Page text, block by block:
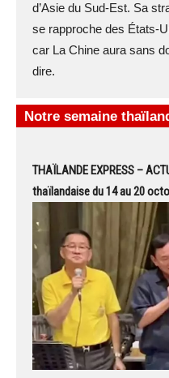
d’Asie du Sud-Est. Sa
se rapproche des États-
car La Chine aura sans
dire.
Notre semaine
THAÏLANDE EXPRESS –
thaïlandaise du 14 au 20